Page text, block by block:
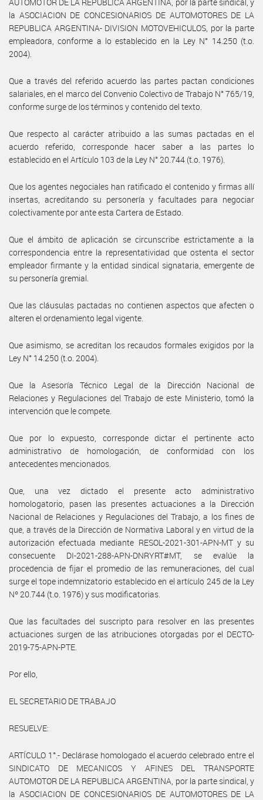
la ASOCIACION DE CONCESIONARIOS DE AUTOMOTORES DE LA
REPUBLICA ARGENTINA- DIVISION MOTOVEHICULOS, por la parte
empleadora, conforme a lo establecido en la Ley N° 14.250 (t.o.
2004).
Que a través del referido acuerdo las partes pactan condiciones
salariales, en el marco del Convenio Colectivo de Trabajo N° 765/19,
conforme surge de los términos y contenido del texto.
Que respecto al carácter atribuido a las sumas pactadas en el
acuerdo referido, corresponde hacer saber a las partes lo
establecido en el Artículo 103 de la Ley N° 20.744 (t.o. 1976).
Que los agentes negociales han ratificado el contenido y firmas allí
insertas, acreditando su personería y facultades para negociar
colectivamente por ante esta Cartera de Estado.
Que el ámbito de aplicación se circunscribe estrictamente a la
correspondencia entre la representatividad que ostenta el sector
empleador firmante y la entidad sindical signataria, emergente de
su personería gremial.
Que las cláusulas pactadas no contienen aspectos que afecten o
alteren el ordenamiento legal vigente.
Que asimismo, se acreditan los recaudos formales exigidos por la
Ley N° 14.250 (t.o. 2004).
Que la Asesoría Técnico Legal de la Dirección Nacional de
Relaciones y Regulaciones del Trabajo de este Ministerio, tomó la
intervención que le compete.
Que por lo expuesto, corresponde dictar el pertinente acto
administrativo de homologación, de conformidad con los
antecedentes mencionados.
Que, una vez dictado el presente acto administrativo
homologatorio, pasen las presentes actuaciones a la Dirección
Nacional de Relaciones y Regulaciones del Trabajo, a los fines de
que, a través de la Dirección de Normativa Laboral y en virtud de la
autorización efectuada mediante RESOL-2021-301-APN-MT y su
consecuente DI-2021-288-APN-DNRYRT#MT, se evalúe la
procedencia de fijar el promedio de las remuneraciones, del cual
surge el tope indemnizatorio establecido en el artículo 245 de la Ley
Nº 20.744 (t.o. 1976) y sus modificatorias.
Que las facultades del suscripto para resolver en las presentes
actuaciones surgen de las atribuciones otorgadas por el DECTO-
2019-75-APN-PTE.
Por ello,
EL SECRETARIO DE TRABAJO
RESUELVE:
ARTÍCULO 1°.- Declárase homologado el acuerdo celebrado entre el
SINDICATO DE MECANICOS Y AFINES DEL TRANSPORTE
AUTOMOTOR DE LA REPUBLICA ARGENTINA, por la parte sindical, y
la ASOCIACION DE CONCESIONARIOS DE AUTOMOTORES DE LA